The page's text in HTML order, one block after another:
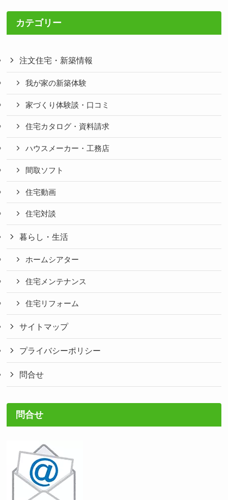
カテゴリー
注文住宅・新築情報
我が家の新築体験
家づくり体験談・口コミ
住宅カタログ・資料請求
ハウスメーカー・工務店
間取ソフト
住宅動画
住宅対談
暮らし・生活
ホームシアター
住宅メンテナンス
住宅リフォーム
サイトマップ
プライバシーポリシー
問合せ
問合せ